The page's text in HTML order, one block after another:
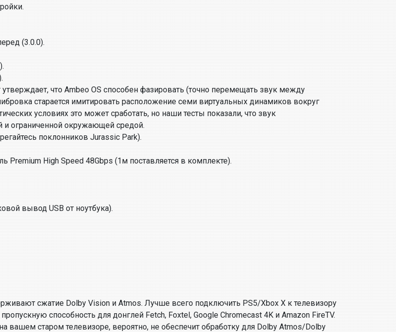
(3.0.0).
что Ambeo OS способен фазировать (точно перемещать звук между
старается имитировать расположение семи виртуальных динамиков вокруг
условиях это может сработать, но наши тесты показали, что звук
и ограниченной окружающей средой.
поклонников Jurassic Park).
Premium High Speed 48Gbps (1м поставляется в комплекте).
вывод USB от ноутбука).
сжатие Dolby Vision и Atmos. Лучше всего подключить PS5/Xbox X к телевизору
способность для донглей Fetch, Foxtel, Google Chromecast 4K и Amazon FireTV.
вашем старом телевизоре, вероятно, не обеспечит обработку для Dolby Atmos/Dolby